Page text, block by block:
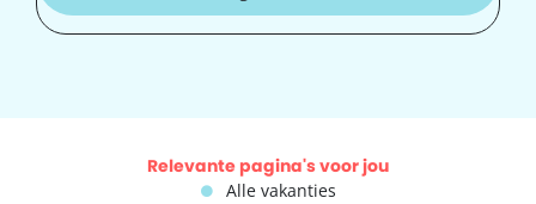
Relevante pagina's voor jou
Alle vakanties